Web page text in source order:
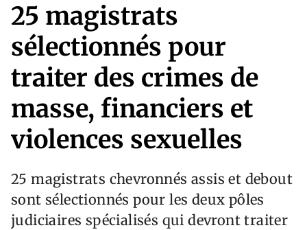
25 magistrats
sélectionnés pour
traiter des crimes de
masse, financiers et
violences sexuelles
25 magistrats chevronnés assis et debout
sont sélectionnés pour les deux pôles
judiciaires spécialisés qui devront traiter